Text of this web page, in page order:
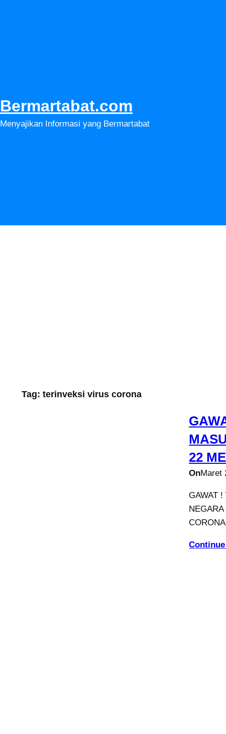
Bermartabat.com
Menyajikan Informasi yang Bermartabat
Tag: terinveksi virus corona
22
OnMaret
GAWAT